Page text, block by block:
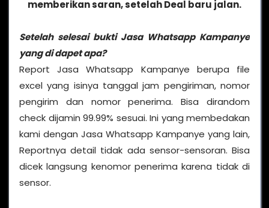
memberikan saran, setelah Deal baru jalan.
Setelah selesai bukti Jasa Whatsapp Kampanye
yang di dapet apa?
Report Jasa Whatsapp Kampanye berupa file
excel yang isinya tanggal jam pengiriman, nomor
pengirim dan nomor penerima. Bisa dirandom
check dijamin 99.99% sesuai. Ini yang membedakan
kami dengan Jasa Whatsapp Kampanye yang lain,
Reportnya detail tidak ada sensor-sensoran. Bisa
dicek langsung kenomor penerima karena tidak di
sensor.